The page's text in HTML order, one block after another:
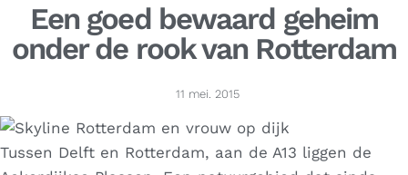
Een goed bewaard geheim
onder de rook van Rotterdam
11 mei. 2015
Tussen Delft en Rotterdam, aan de A13 liggen de